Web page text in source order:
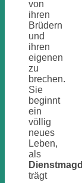
von
ihren
Brüdern
und
ihren
eigenen
zu
brechen.
Sie
beginnt
ein
völlig
neues
Leben,
als
Dienstmagd
trägt